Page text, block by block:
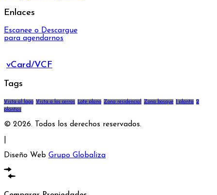
Enlaces
Escanee o Descargue
para agendarnos
vCard/VCF
Tags
Vista al lago Vista a los cerros Lote plano Zona residencial Zona bosque 1 planta 2
plantas
© 2026. Todos los derechos reservados.
Diseño Web Grupo Globaliza